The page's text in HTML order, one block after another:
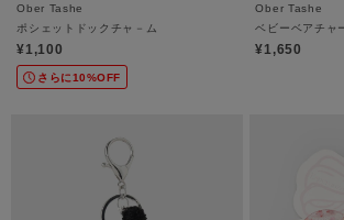
Ober Tashe
ポシェットドックチャ－ム
¥1,100
さらに10%OFF
Ober Tashe
ベビーベアチャ
¥1,650